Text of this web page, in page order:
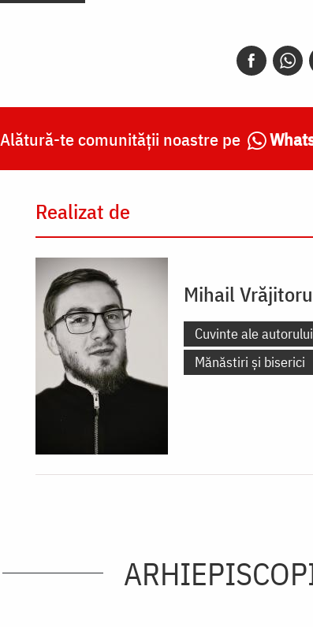
Alătură-te comunității noastre pe
Realizat de
Mihail Vrăjitoru
Cuvinte ale autorului
Mănăstiri și biserici